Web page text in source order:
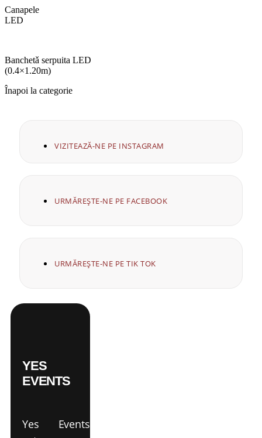
Canapele
LED
Banchetǎ serpuita LED
(0.4×1.20m)
Înapoi la categorie
VIZITEAZĂ-NE PE INSTAGRAM
URMĂREȘTE-NE PE FACEBOOK
URMĂREȘTE-NE PE TIK TOK
YES
EVENTS
Yes Events